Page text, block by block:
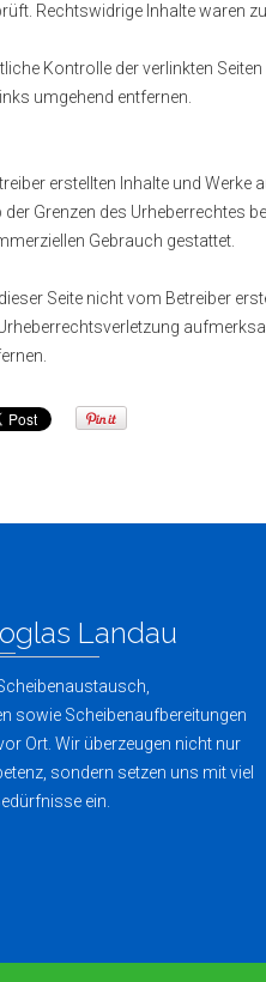
Rechtswidrige Inhalte waren
Kontrolle der verlinkten
umgehend entfernen.
erstellten Inhalte und
Grenzen des Urheberrechtes
Gebrauch gestattet.
Seite nicht vom Betreiber
Landau
sowie Scheibenaufbereitungen
Ort. Wir überzeugen nicht nur
sondern setzen uns mit viel
ein.